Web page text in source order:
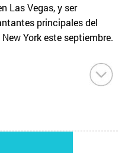
Las Vegas, y ser
principales del
York este septiembre.